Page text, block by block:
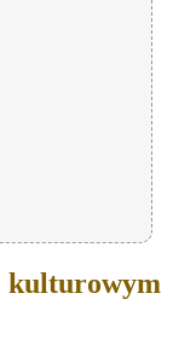
kulturowym